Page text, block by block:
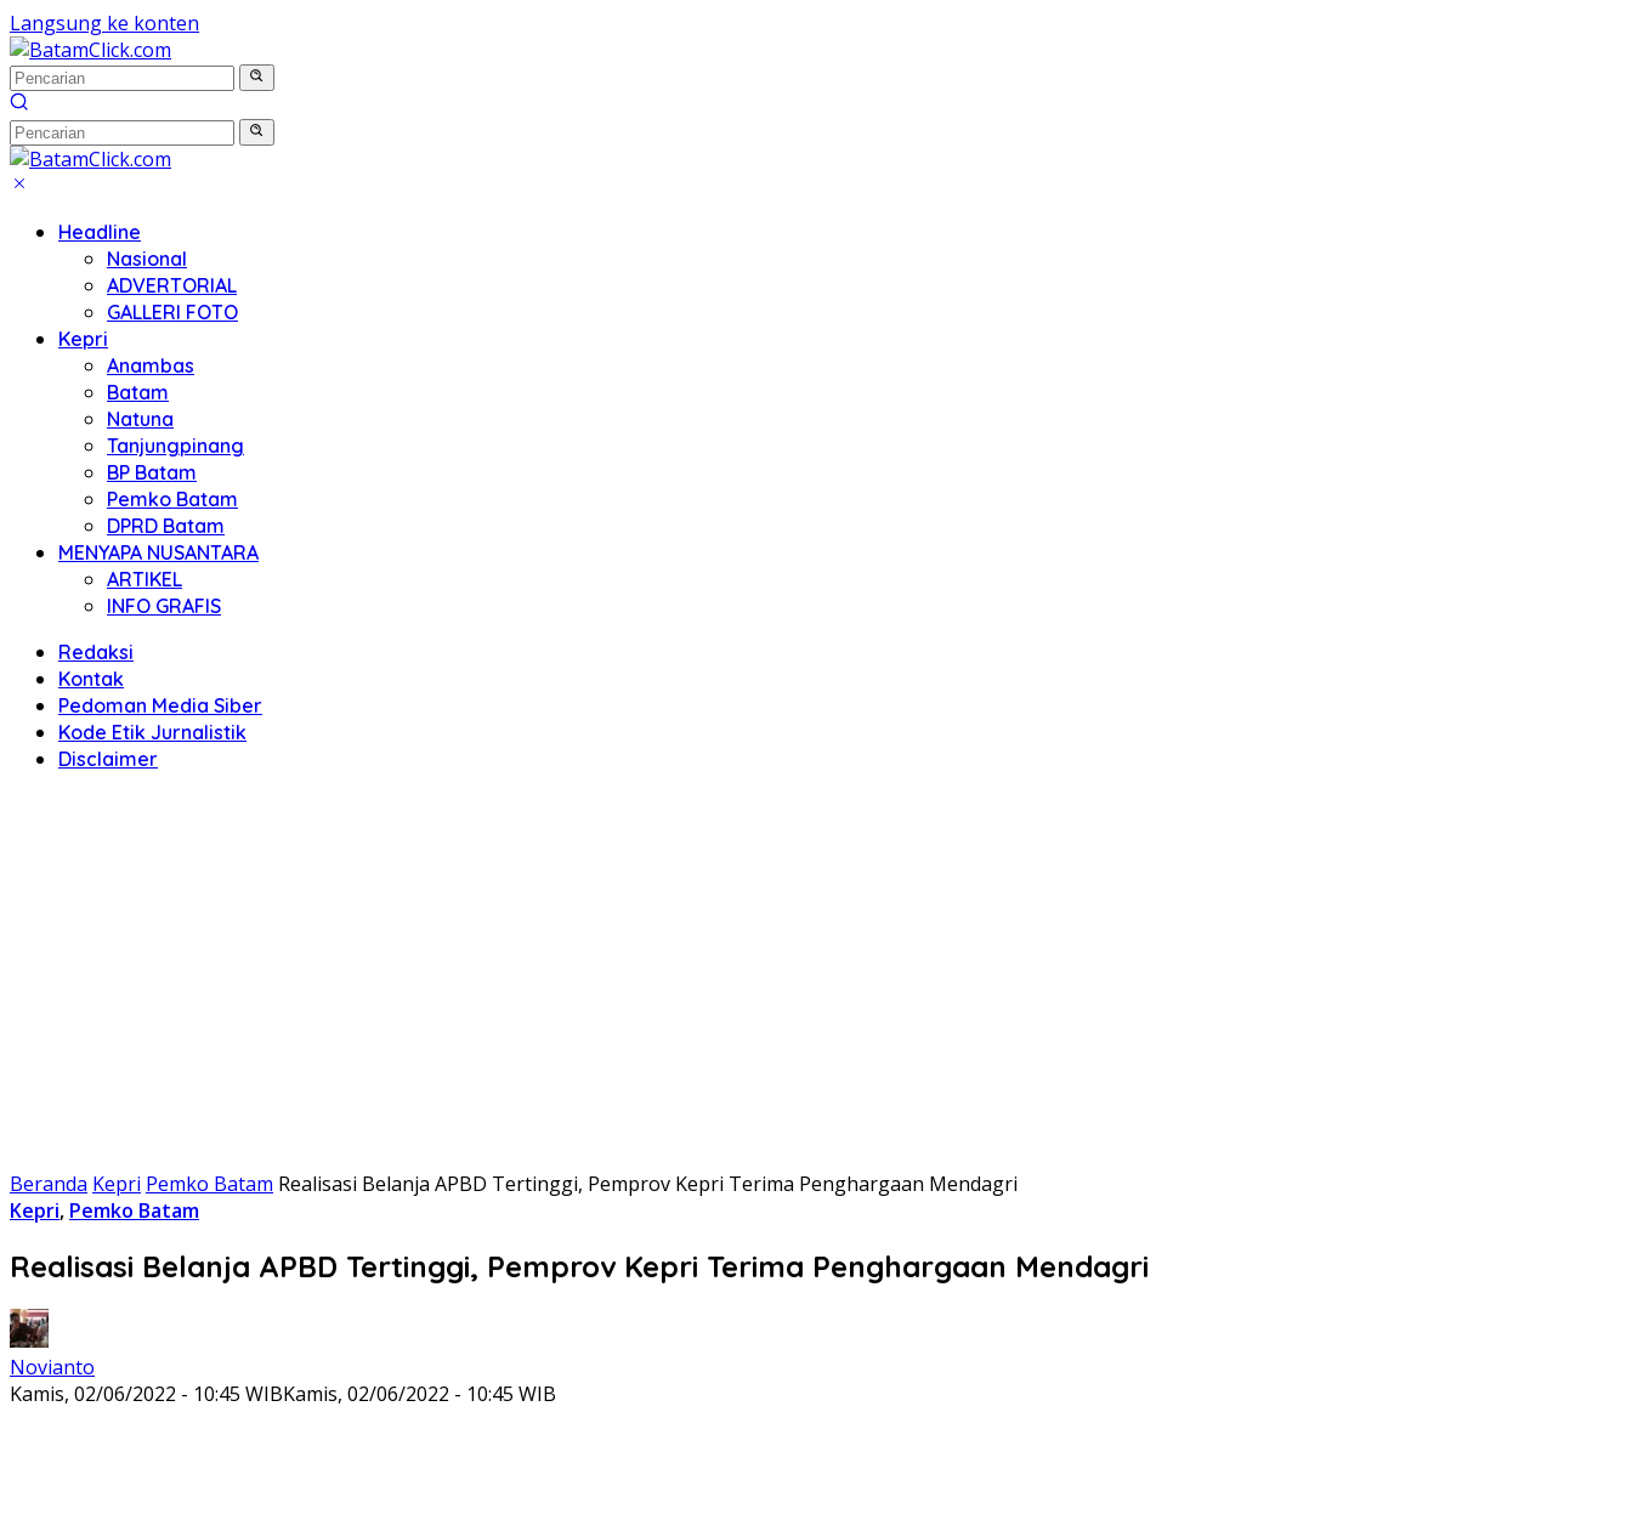
Langsung ke konten
Headline
Nasional
ADVERTORIAL
GALLERI FOTO
Kepri
Anambas
Batam
Natuna
Tanjungpinang
BP Batam
Pemko Batam
DPRD Batam
MENYAPA NUSANTARA
ARTIKEL
INFO GRAFIS
Redaksi
Kontak
Pedoman Media Siber
Kode Etik Jurnalistik
Disclaimer
Beranda Kepri Pemko Batam Realisasi Belanja APBD Tertinggi, Pemprov Kepri Terima Penghargaan Mendagri
Kepri, Pemko Batam
Realisasi Belanja APBD Tertinggi, Pemprov Kepri Terima Penghargaan Mendagri
Novianto
Kamis, 02/06/2022 - 10:45 WIBKamis, 02/06/2022 - 10:45 WIB